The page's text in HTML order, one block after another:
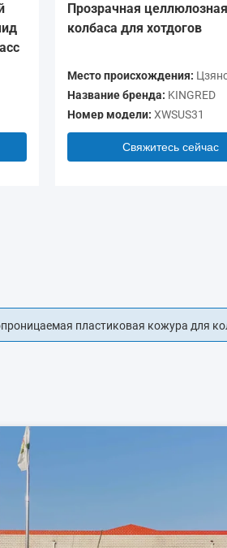
Прозрачная целлюлозная
колбаса для хотдогов
Место происхождения:
Название бренда: KINGRED
Номер модели: XWSUS31
Свяжитесь сейчас
для колбасных оболочек для